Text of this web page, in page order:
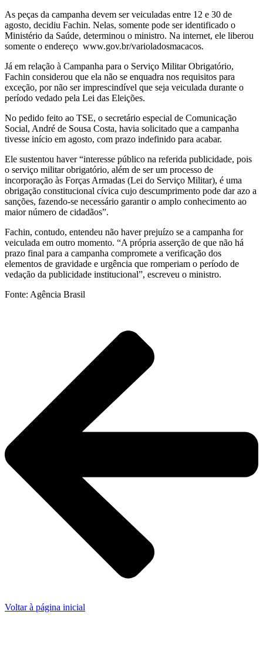
As peças da campanha devem ser veiculadas entre 12 e 30 de
agosto, decidiu Fachin. Nelas, somente pode ser identificado o
Ministério da Saúde, determinou o ministro. Na internet, ele liberou
somente o endereço www.gov.br/varioladosmacacos.
Já em relação à Campanha para o Serviço Militar Obrigatório,
Fachin considerou que ela não se enquadra nos requisitos para
exceção, por não ser imprescindível que seja veiculada durante o
período vedado pela Lei das Eleições.
No pedido feito ao TSE, o secretário especial de Comunicação
Social, André de Sousa Costa, havia solicitado que a campanha
tivesse início em agosto, com prazo indefinido para acabar.
Ele sustentou haver “interesse público na referida publicidade, pois
o serviço militar obrigatório, além de ser um processo de
incorporação às Forças Armadas (Lei do Serviço Militar), é uma
obrigação constitucional cívica cujo descumprimento pode dar azo a
sanções, fazendo-se necessário garantir o amplo conhecimento ao
maior número de cidadãos”.
Fachin, contudo, entendeu não haver prejuízo se a campanha for
veiculada em outro momento. “A própria asserção de que não há
prazo final para a campanha compromete a verificação dos
elementos de gravidade e urgência que romperiam o período de
vedação da publicidade institucional”, escreveu o ministro.
Fonte: Agência Brasil
Voltar à página inicial